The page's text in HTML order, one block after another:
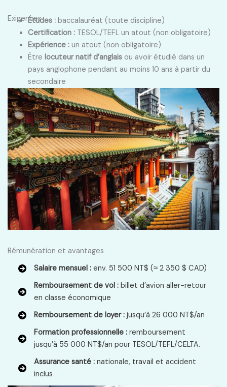
ExigencesÉtudes : baccalauréat (toute discipline)
Certification : TESOL/TEFL un atout (non obligatoire)
Expérience : un atout (non obligatoire)
Être locuteur natif d’anglais ou avoir étudié dans un
pays anglophone pendant au moins 10 ans à partir du
secondaire
Rémunération et avantages
Salaire mensuel :env. 51 500 NT$ (≈ 2 350 $ CAD)
Remboursement de vol :billet d’avion aller-retour
en classe économique
Remboursement de loyer :jusqu’à 26 000 NT$/an
Formation professionnelle :remboursement
jusqu’à 55 000 NT$/an pour TESOL/TEFL/CELTA.
Assurance santé :nationale, travail et accident
inclus